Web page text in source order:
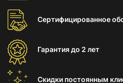
Сертифицированное
Гарантиядо 2 лет
Скидки постоянным